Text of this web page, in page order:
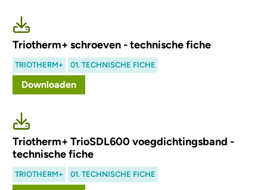
Triotherm+ schroeven - technische fiche
TRIOTHERM+ 01. TECHNISCHE FICHE
Downloaden
Triotherm+ TrioSDL600 voegdichtingsband -
technische fiche
TRIOTHERM+ 01. TECHNISCHE FICHE